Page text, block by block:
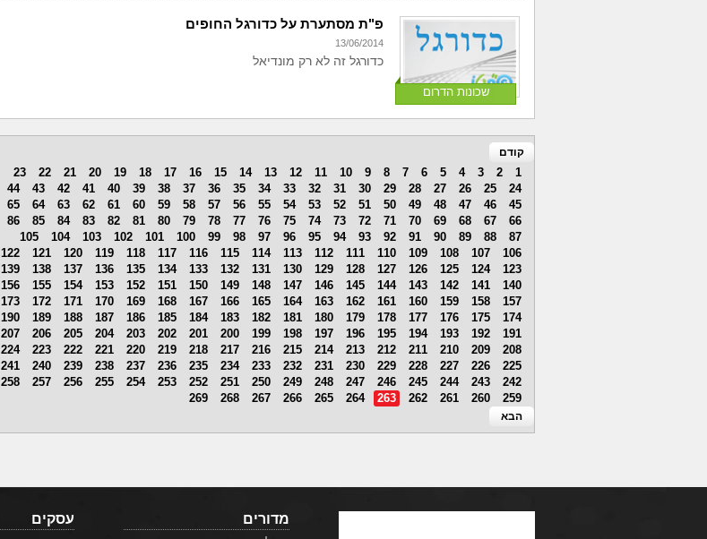
שכונות הדרום
פ"ת מסתערת על כדורגל החופים
13/06/2014
כדורגל זה לא רק מונדיאל
קודם
1
2
3
4
5
6
7
8
9
10
11
12
13
14
15
16
17
18
19
20
21
22
23
24
25
26
27
28
29
30
31
32
33
34
35
36
37
38
39
40
41
42
43
44
45
46
47
48
49
50
51
52
53
54
55
56
57
58
59
60
61
62
63
64
65
66
67
68
69
70
71
72
73
74
75
76
77
78
79
80
81
82
83
84
85
86
87
88
89
90
91
92
93
94
95
96
97
98
99
100
101
102
103
104
105
106
107
108
109
110
111
112
113
114
115
116
117
118
119
120
121
122
123
124
125
126
127
128
129
130
131
132
133
134
135
136
137
138
139
140
141
142
143
144
145
146
147
148
149
150
151
152
153
154
155
156
157
158
159
160
161
162
163
164
165
166
167
168
169
170
171
172
173
174
175
176
177
178
179
180
181
182
183
184
185
186
187
188
189
190
191
192
193
194
195
196
197
198
199
200
201
202
203
204
205
206
207
208
209
210
211
212
213
214
215
216
217
218
219
220
221
222
223
224
225
226
227
228
229
230
231
232
233
234
235
236
237
238
239
240
241
242
243
244
245
246
247
248
249
250
251
252
253
254
255
256
257
258
259
260
261
262
263
264
265
266
267
268
269
הבא
מדורים עסקים